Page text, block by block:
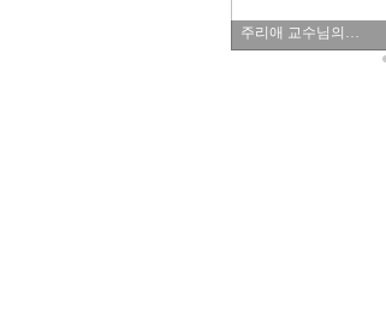
주리애 교수님의…